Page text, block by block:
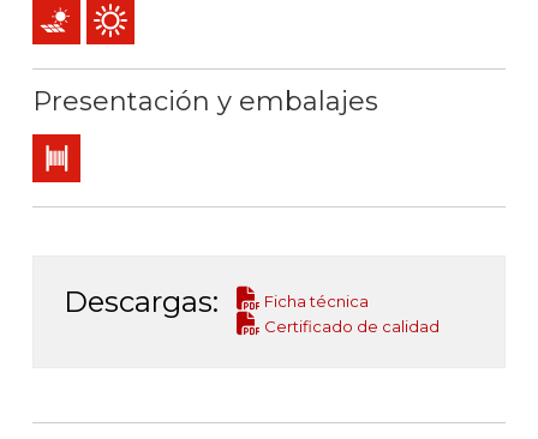
Instalaciones fotovoltaicas
Uso exterior
Presentación y embalajes
Bobina
Descargas:
Ficha técnica
Certificado de calidad